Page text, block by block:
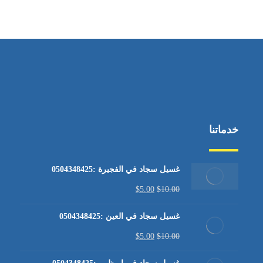
خدماتنا
غسيل سجاد في الفجيرة :0504348425
$10.00
$5.00
غسيل سجاد في العين :0504348425
$10.00
$5.00